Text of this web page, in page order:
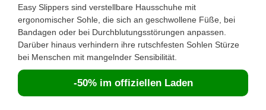
Easy Slippers sind verstellbare Hausschuhe mit
ergonomischer Sohle, die sich an geschwollene Füße, bei
Bandagen oder bei Durchblutungsstörungen anpassen.
Darüber hinaus verhindern ihre rutschfesten Sohlen Stürze
bei Menschen mit mangelnder Sensibilität.
-50% im offiziellen Laden